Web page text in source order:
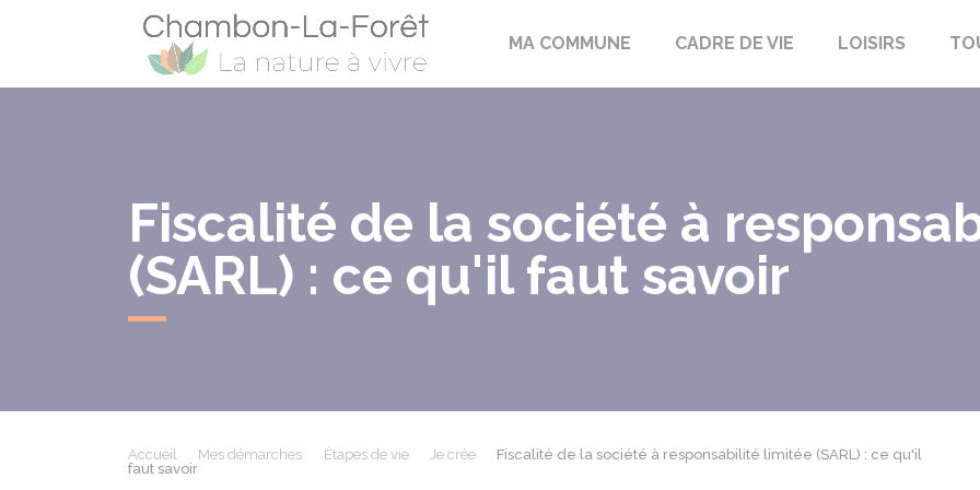
Chambon-la-Fôret
MA COMMUNE CADRE DE VIE LOISIRS
Fiscalité de la société à
(SARL) : ce qu'il faut savoir
Accueil Mes démarches Étapes de vie Je crée
Fiscalité de la société à responsabilité limitée (SARL) : ce qu'il
faut savoir